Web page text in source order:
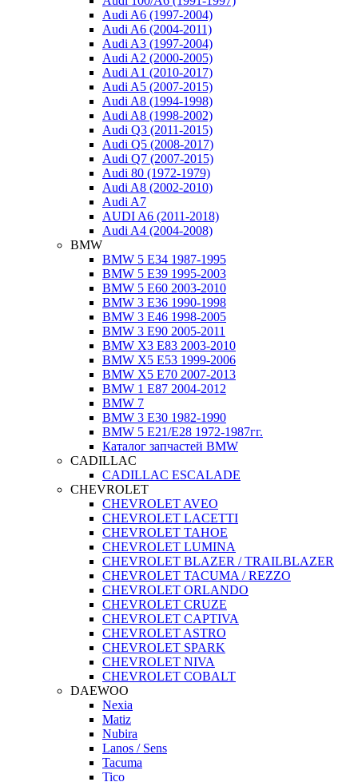
Audi A6 (1997-2004)
Audi A6 (2004-2011)
Audi A3 (1997-2004)
Audi A2 (2000-2005)
Audi A1 (2010-2017)
Audi A5 (2007-2015)
Audi A8 (1994-1998)
Audi A8 (1998-2002)
Audi Q3 (2011-2015)
Audi Q5 (2008-2017)
Audi Q7 (2007-2015)
Audi 80 (1972-1979)
Audi A8 (2002-2010)
Аudi A7
AUDI A6 (2011-2018)
Audi A4 (2004-2008)
BMW
BMW 5 Е34 1987-1995
BMW 5 E39 1995-2003
BMW 5 E60 2003-2010
BMW 3 E36 1990-1998
BMW 3 E46 1998-2005
BMW 3 E90 2005-2011
BMW X3 E83 2003-2010
BMW X5 E53 1999-2006
BMW X5 E70 2007-2013
BMW 1 E87 2004-2012
BMW 7
BMW 3 E30 1982-1990
BMW 5 E21/E28 1972-1987гг.
Каталог запчастей BMW
CADILLAC
CADILLAC ESCALADE
CHEVROLET
CHEVROLET AVEO
CHEVROLET LACETTI
CHEVROLET TAHOE
CHEVROLET LUMINA
CHEVROLET BLAZER / TRAILBLAZER
CHEVROLET TACUMA / REZZO
CHEVROLET ORLANDO
CHEVROLET CRUZE
CHEVROLET CAPTIVA
CHEVROLET ASTRO
CHEVROLET SPARK
CHEVROLET NIVA
CHEVROLET COBALT
DAEWOO
Nexia
Matiz
Nubira
Lanos / Sens
Tacuma
Tico